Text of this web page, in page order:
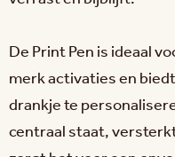
De Print Pen is ideaal
merk activaties en
drankje te
centraal staat,